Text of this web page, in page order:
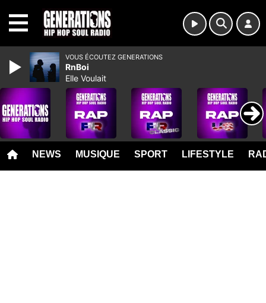
NEWS MUSIQUE SPORT LIFESTYLE
VOUS ÉCOUTEZ GENERATIONS
RnBoi
Elle Voulait